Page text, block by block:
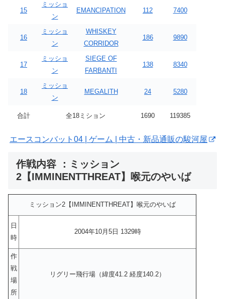
15
ミッショ
ン
EMANCIPATION 112 7400
16
ミッショ
ン
WHISKEY
CORRIDOR
186 9890
17
ミッショ
ン
SIEGE OF
FARBANTI
138 8340
18
ミッショ
ン
MEGALITH 24 5280
合計 全18ミション 1690 119385
エースコンバット04 | ゲーム | 中古・新品通販の駿河屋
作戦内容 ：ミッション
2【IMMINENTTHREAT】喉元のやいば
ミッション2【IMMINENTTHREAT】喉元のやいば
日
時
2004年10月5日 1329時
作
戦
場
所
リグリー飛行場（緯度41.2 経度140.2）